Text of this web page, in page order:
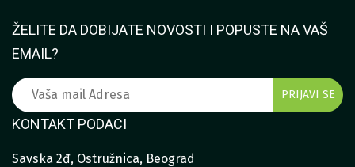
ŽELITE DA DOBIJATE NOVOSTI I POPUSTE NA VAŠ
EMAIL?
KONTAKT PODACI
Savska 2đ, Ostružnica, Beograd